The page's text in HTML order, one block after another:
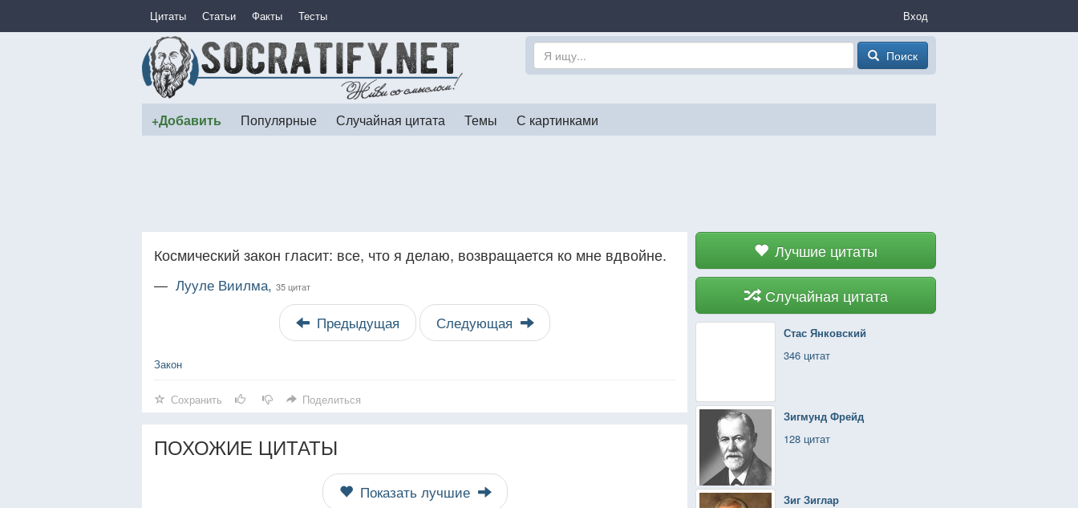
Цитаты Статьи Факты Тесты Вход
Поиск
+Добавить Популярные Случайная цитата Темы С картинками
Лучшие цитаты
Случайная цитата
Стас Янковский
346 цитат
Зигмунд Фрейд
128 цитат
Зиг Зиглар
Космический закон гласит: все, что я делаю, возвращается ко мне вдвойне.
— Лууле Виилма, 35 цитат
Предыдущая Следующая
Закон
Сохранить Поделиться
ПОХОЖИЕ ЦИТАТЫ
Показать лучшие